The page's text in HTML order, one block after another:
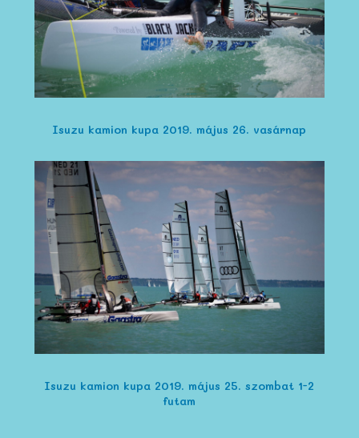
Isuzu kamion kupa 2019. május 26. vasárnap
Isuzu kamion kupa 2019. május 25. szombat 1-2
futam